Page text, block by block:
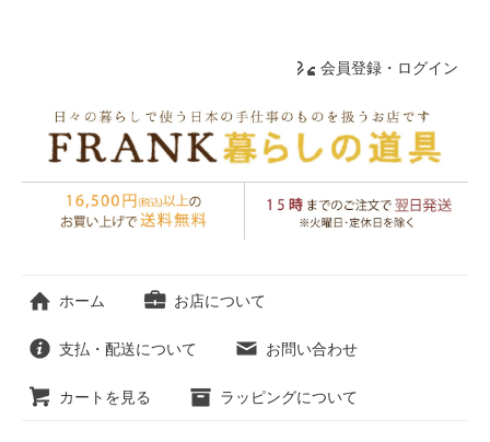
会員登録・ログイン
ホーム お店について
支払・配送について お問い合わせ
カートを見る ラッピングについて